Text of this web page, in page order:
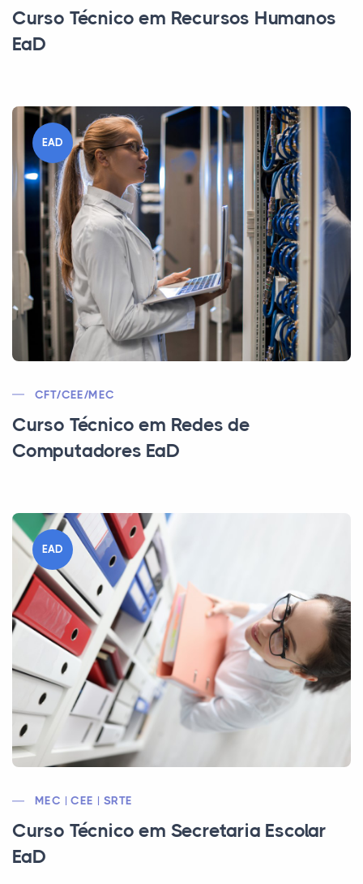
Curso Técnico em Recursos Humanos
EaD
EAD
CFT/CEE/MEC
Curso Técnico em Redes de
Computadores EaD
EAD
MEC | CEE | SRTE
Curso Técnico em Secretaria Escolar
EaD